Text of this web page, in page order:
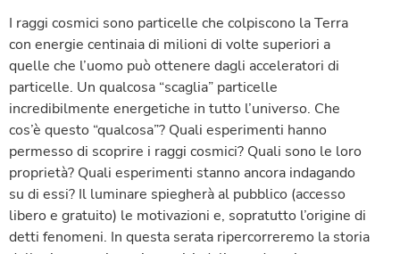
I raggi cosmici sono particelle che colpiscono la Terra
con energie centinaia di milioni di volte superiori a
quelle che l’uomo può ottenere dagli acceleratori di
particelle. Un qualcosa “scaglia” particelle
incredibilmente energetiche in tutto l’universo. Che
cos’è questo “qualcosa”? Quali esperimenti hanno
permesso di scoprire i raggi cosmici? Quali sono le loro
proprietà? Quali esperimenti stanno ancora indagando
su di essi? Il luminare spiegherà al pubblico (accesso
libero e gratuito) le motivazioni e, sopratutto l’origine di
detti fenomeni. In questa serata ripercorreremo la storia